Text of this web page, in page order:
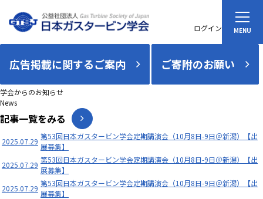
ログイン
広告掲載に関するご案内 ご寄附のお願い
学会からのお知らせ
News
記事一覧をみる
2025.07.29
第53回日本ガスタービン学会定期講演会（10月8日-9日＠新潟）【出
展募集】
2025.07.29
第53回日本ガスタービン学会定期講演会（10月8日-9日＠新潟）【出
展募集】
2025.07.29
第53回日本ガスタービン学会定期講演会（10月8日-9日＠新潟）【出
展募集】